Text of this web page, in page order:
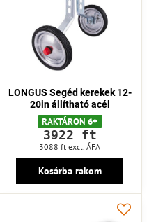
LONGUS Segéd kerekek 12-
20in állítható acél
RAKTÁRON 6+
3922 ft
3088 ft excl. ÁFA
Kosárba rakom